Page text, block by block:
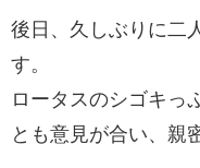
後日、久しぶりに二
す。
ロータスのシゴキっ
とも意見が合い、親